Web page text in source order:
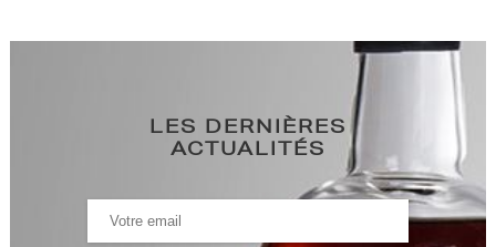
LES DERNIÈRES
ACTUALITÉS